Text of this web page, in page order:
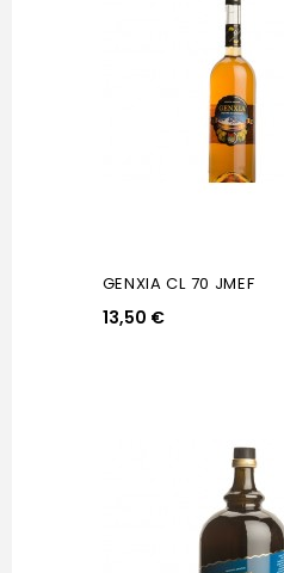
GENXIA CL 70 JMEF
13,50 €